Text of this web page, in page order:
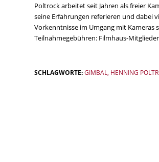
Poltrock arbeitet seit Jahren als freier
seine Erfahrungen referieren und dabei
Vorkenntnisse im Umgang mit
Teilnahmegebühren: Filmhaus-
SCHLAGWORTE:GIMBAL HENNING